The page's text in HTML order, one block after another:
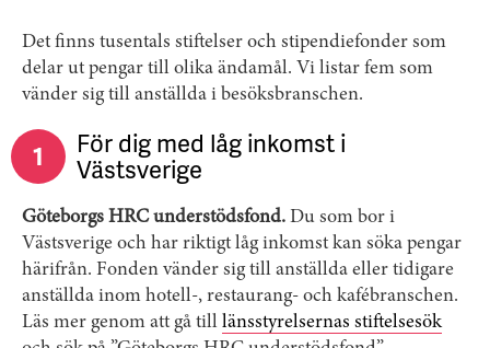
Det finns tusentals stiftelser och stipendiefonder som
delar ut pengar till olika ändamål. Vi listar fem som
vänder sig till anställda i besöksbranschen.
1 För dig med låg inkomst i
Västsverige
Göteborgs HRC understödsfond. Du som bor i
Västsverige och har riktigt låg inkomst kan söka pengar
härifrån. Fonden vänder sig till anställda eller tidigare
anställda inom hotell-, restaurang- och kafébranschen.
Läs mer genom att gå till länsstyrelsernas stiftelsesök